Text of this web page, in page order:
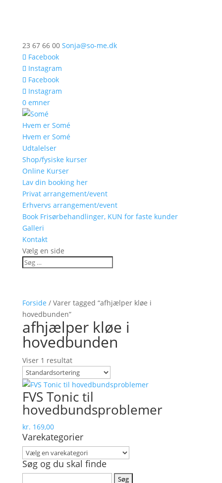
23 67 66 00 Sonja@so-me.dk
Facebook
Instagram
Facebook
Instagram
0 emner
Hvem er Somé
Hvem er Somé
Udtalelser
Shop/fysiske kurser
Online Kurser
Lav din booking her
Privat arrangement/event
Erhvervs arrangement/event
Book Frisørbehandlinger, KUN for faste kunder
Galleri
Kontakt
Vælg en side
Forside / Varer tagged “afhjælper kløe i
hovedbunden”
afhjælper kløe i
hovedbunden
Viser 1 resultat
FVS Tonic til
hovedbundsproblemer
kr. 169,00
Varekategorier
Søg og du skal finde